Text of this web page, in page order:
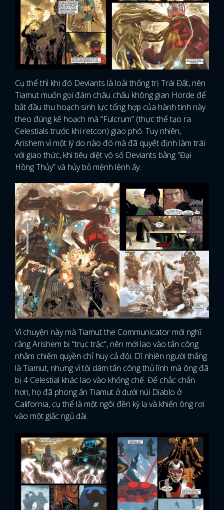
Cụ thể thì khi đó Deviants là loài thống trị Trái Đất, nên
Tiamut muốn gọi đám châu chấu không gian Horde để
bắt đầu thu hoạch sinh lực tổng hợp của hành tinh này
theo đúng kế hoạch mà “Fulcrum” (thực thể tạo ra
Celestials trước khi retcon) giao phó. Tuy nhiên,
Arishem vì một lý do nào đó mà đã quyết định làm trái
với giao thức, khi tiêu diệt vô số Deviants bằng “Đại
Hồng Thủy” và hủy bỏ mệnh lệnh ấy.
Vì chuyện này mà Tiamut the Communicator mới nghĩ
rằng Arishem bị “trục trặc”, nên mới lao vào tấn công
nhằm chiếm quyền chỉ huy cả đội. Dĩ nhiên người thắng
là Tiamut, nhưng vì tội dám tấn công thủ lĩnh mà ông đã
bị 4 Celestial khác lao vào khống chế. Để chắc chắn
hơn, họ đã phong ấn Tiamut ở dưới núi Diablo ở
California, cụ thể là một ngôi đền kỳ lạ và khiến ông rơi
vào một giấc ngủ dài.